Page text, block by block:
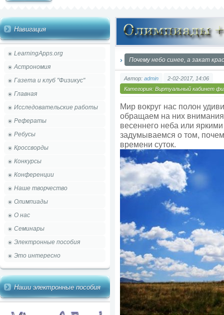
Навигация
LearningApps.org
Астрономия
Газета и клуб "Физикус"
Главная
Исследовательские работы
Рефераты
Ребусы
Кроссворды
Конкурсы
Конференции
Наше творчество
Олимпиады
О нас
Семинары
Электронные пособия
Это интересно
Наши электронные пособия
Почему небо синее, а закат
Автор: admin
2-02-2017, 14:06
Категория: Виртуальный кабинет
Мир вокруг нас полон
обращаем на них
весеннего неба или
задумываемся о том,
времени суток.